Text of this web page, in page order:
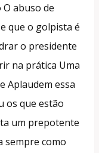
abuso de
que o golpista é
o presidente
na prática Uma
Aplaudem essa
os que estão
um prepotente
sempre como